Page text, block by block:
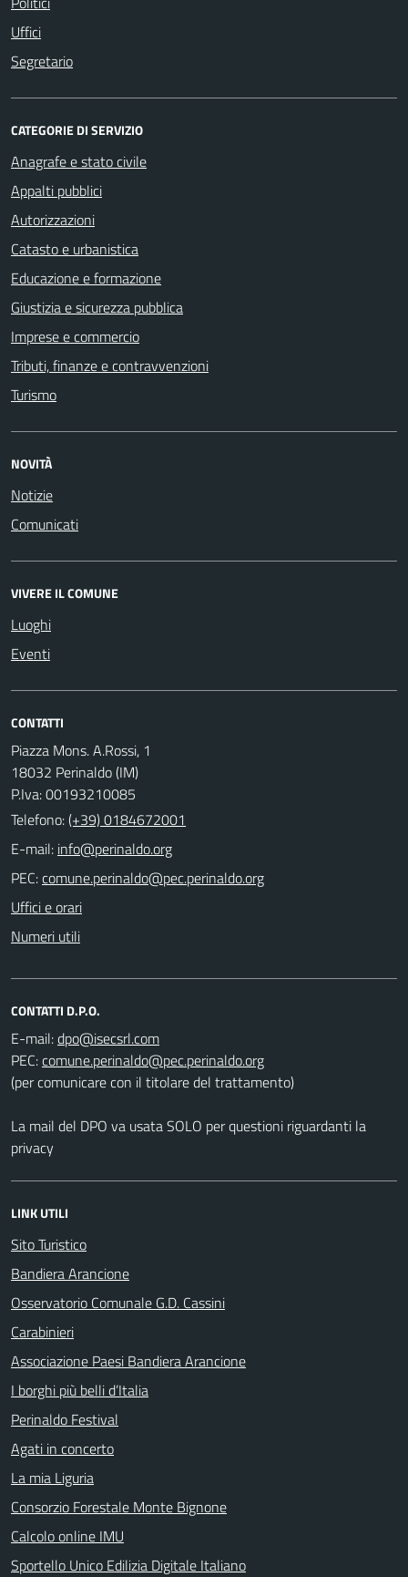
Uffici
Segretario
CATEGORIE DI SERVIZIO
Anagrafe e stato civile
Appalti pubblici
Autorizzazioni
Catasto e urbanistica
Educazione e formazione
Giustizia e sicurezza pubblica
Imprese e commercio
Tributi, finanze e contravvenzioni
Turismo
NOVITÀ
Notizie
Comunicati
VIVERE IL COMUNE
Luoghi
Eventi
CONTATTI
Piazza Mons. A.Rossi, 1
18032 Perinaldo (IM)
P.Iva: 00193210085
Telefono:(+39) 0184672001
E-mail:
PEC:
Uffici e orari
Numeri utili
CONTATTI D.P.O.
E-mail:
PEC:
(per comunicare con il titolare del trattamento)
La mail del DPO va usata SOLO per questioni riguardanti la
privacy
LINK UTILI
Sito Turistico
Bandiera Arancione
Osservatorio Comunale G.D. Cassini
Carabinieri
Associazione Paesi Bandiera Arancione
I borghi più belli d’Italia
Perinaldo Festival
Agati in concerto
La mia Liguria
Consorzio Forestale Monte Bignone
Calcolo online IMU
Sportello Unico Edilizia Digitale Italiano